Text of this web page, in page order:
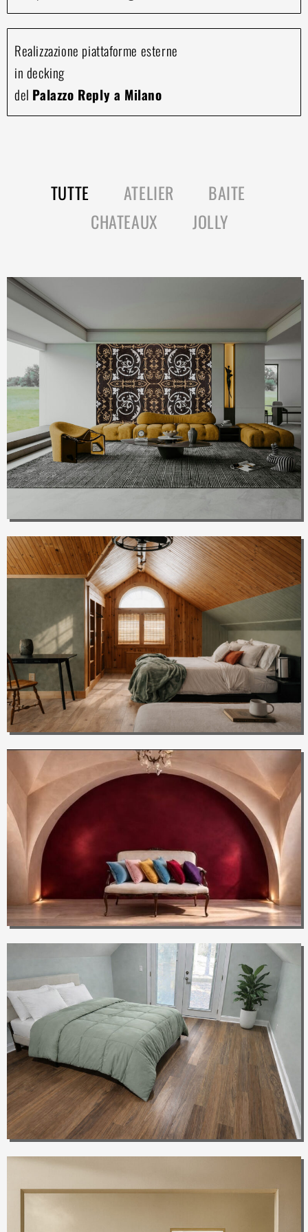
Realizzazione piattaforme esterne
in decking
del Palazzo Reply a Milano
TUTTE ATELIER
BAITE
CHATEAUX
JOLLY